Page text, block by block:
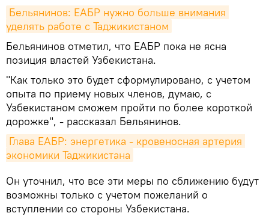
Бельянинов: ЕАБР нужно больше внимания
уделять работе с Таджикистаном
Бельянинов отметил, что ЕАБР пока не ясна
позиция властей Узбекистана.
"Как только это будет сформулировано, с учетом
опыта по приему новых членов, думаю, с
Узбекистаном сможем пройти по более короткой
дорожке", - рассказал Бельянинов.
Глава ЕАБР: энергетика - кровеносная артерия
экономики Таджикистана
Он уточнил, что все эти меры по сближению будут
возможны только с учетом пожеланий о
вступлении со стороны Узбекистана.